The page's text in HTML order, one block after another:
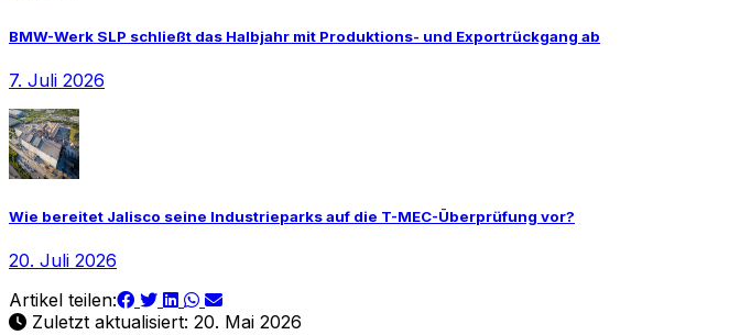
BMW-Werk SLP schließt das Halbjahr mit Produktions- und Exportrückgang ab
7. Juli 2026
Wie bereitet Jalisco seine Industrieparks auf die T-MEC-Überprüfung vor?
20. Juli 2026
Artikel teilen:
Zuletzt aktualisiert: 20. Mai 2026